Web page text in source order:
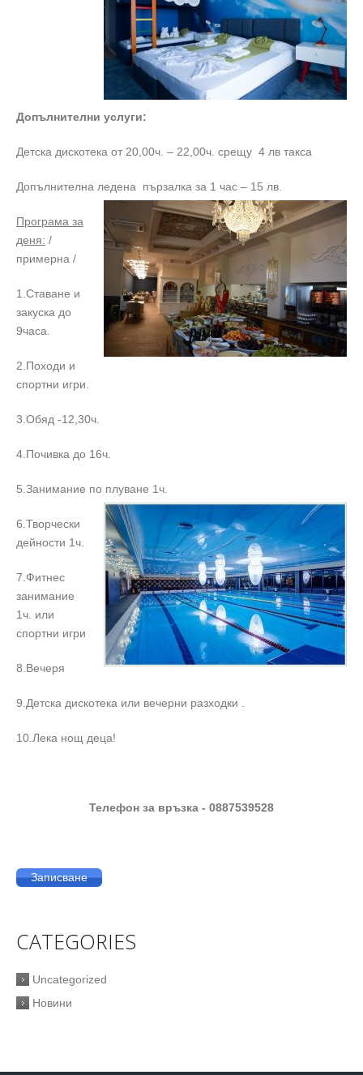
Допълнителни услуги:
Детска дискотека от 20,00ч. – 22,00ч. срещу 4 лв такса
Допълнителна ледена пързалка за 1 час – 15 лв.
Програма за
деня: /
примерна /
1.Ставане и
закуска до
9часа.
2.Походи и
спортни игри.
3.Обяд -12,30ч.
4.Почивка до 16ч.
5.Занимание по плуване 1ч.
6.Творчески
дейности 1ч.
7.Фитнес
занимание
1ч. или
спортни игри
8.Вечеря
9.Детска дискотека или вечерни разходки .
10.Лека нощ деца!
Телефон за връзка - 0887539528
Записване
CATEGORIES
Uncategorized
Новини